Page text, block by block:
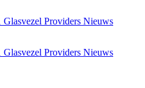
Glasvezel Providers Nieuws
Glasvezel Providers Nieuws